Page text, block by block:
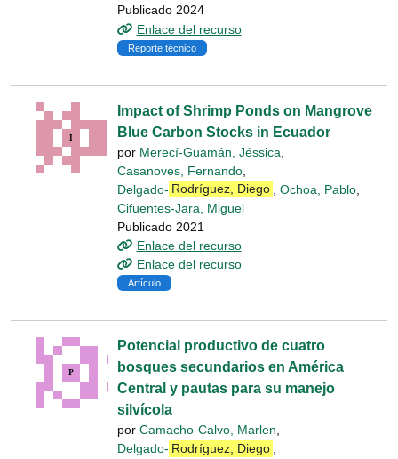
Publicado 2024
Enlace del recurso
Reporte técnico
Impact of Shrimp Ponds on Mangrove
Blue Carbon Stocks in Ecuador
por Merecí-Guamán, Jéssica
Casanoves, Fernando
Delgado- Rodríguez, Diego Ochoa, Pablo,
Cifuentes-Jara, Miguel
Publicado 2021
Enlace del recurso
Enlace del recurso
Artículo
Potencial productivo de cuatro
bosques secundarios en América
Central y pautas para su manejo
silvícola
por Camacho-Calvo, Marlen
Delgado- Rodríguez, Diego